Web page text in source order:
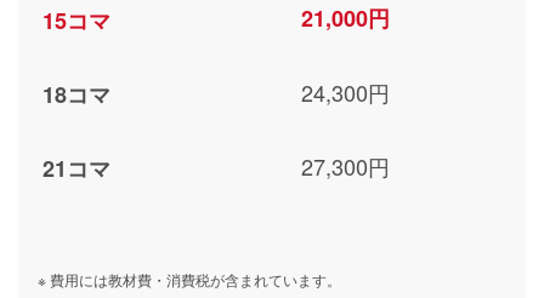
15コマ 21,000円
18コマ 24,300円
21コマ 27,300円
※ 費用には教材費・消費税が含まれています。